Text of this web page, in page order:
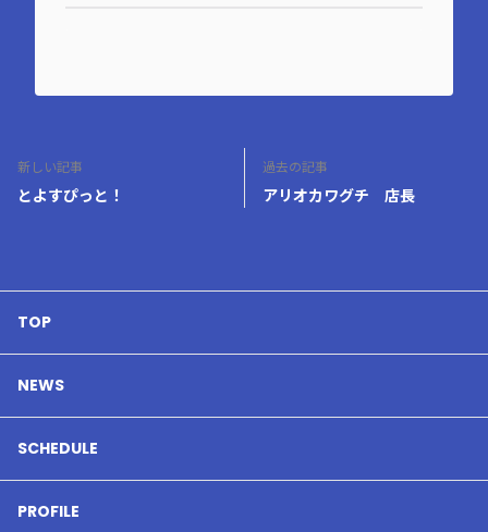
新しい記事
とよすぴっと！
過去の記事
アリオカワグチ 店長
TOP
NEWS
SCHEDULE
PROFILE